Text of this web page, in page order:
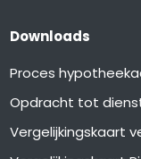
Downloads
Proces
Opdracht tot
Vergelijkingskaart